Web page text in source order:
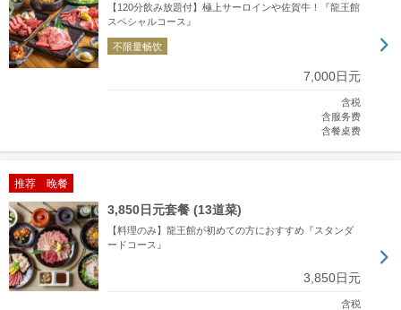
【120分飲み放題付】極上サーロインや佐賀牛！『龍王館
スペシャルコース』
不限量畅饮
7,000日元
含税
含服务费
含餐桌费
推荐 晚餐
3,850日元套餐 (13道菜)
【料理のみ】龍王館が初めての方におすすめ『スタンダ
ードコース』
3,850日元
含税